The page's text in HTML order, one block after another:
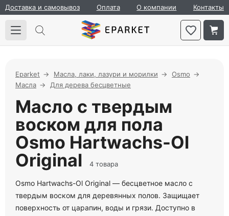
Доставка и самовывоз Оплата О компании Контакты
Eparket Масла, лаки, лазури и морилки
Osmo
Масла
Для дерева бесцветные
Масло с твердым
воском для пола
Osmo Hartwachs-Ol
Original
4 товара
Osmo Hartwachs-Ol Original — бесцветное масло с
твердым воском для деревянных полов. Защищает
поверхность от царапин, воды и грязи. Доступно в